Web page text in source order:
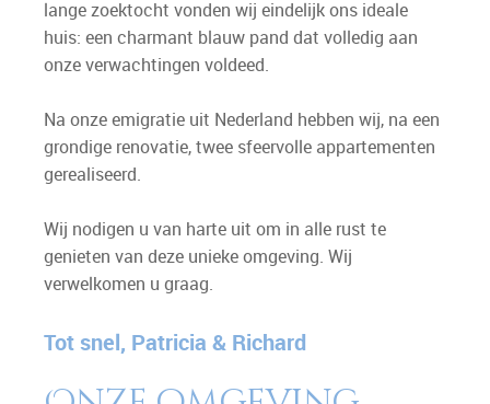
lange zoektocht vonden wij eindelijk ons ideale
huis: een charmant blauw pand dat volledig aan
onze verwachtingen voldeed.
Na onze emigratie uit Nederland hebben wij, na een
grondige renovatie, twee sfeervolle appartementen
gerealiseerd.
Wij nodigen u van harte uit om in alle rust te
genieten van deze unieke omgeving. Wij
verwelkomen u graag.
Tot snel, Patricia & Richard